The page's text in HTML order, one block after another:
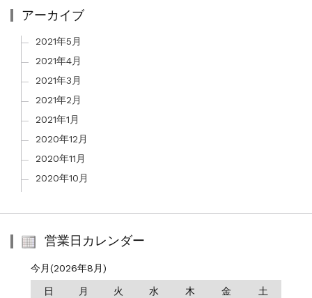
アーカイブ
2021年5月
2021年4月
2021年3月
2021年2月
2021年1月
2020年12月
2020年11月
2020年10月
営業日カレンダー
今月(2026年8月)
日 月 火 水 木 金 土